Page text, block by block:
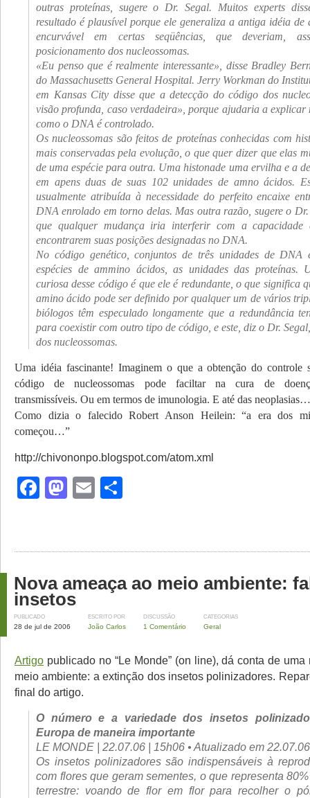
outras proteínas, sugere o Dr. Segal. Muitos experts
resultado é plausível porque ele generaliza a antiga idéia
encurvável em certas seqüências, que deveriam,
posicionamento dos nucleossomas.
«Eu penso que é realmente interessante», disse Bradley
do Massachusetts General Hospital. Jerry Workman do
em Kansas City disse que a detecção do código dos
visão profunda, caso verdadeira», porque ajudaria a explicar
como o DNA é controlado.
Os nucleossomas são feitos de proteínas conhecidas com
mais conservadas pela evolução, o que quer dizer que elas
de uma espécie para outra. Uma histonade uma ervilha e a
em apens duas de suas 102 unidades de amno ácidos.
usualmente atribuída à necessidade do perfeito encaixe
DNA enrolado em torno delas. Mas outra razão, sugere o
que qualquer mudança iria interferir com a capacidade
encontrarem suas posições designadas no DNA.
No código genético, conjuntos de três unidades de DNA
espécies de ammino ácidos, as unidades das proteínas.
curiosa desse código é que ele é redundante, o que significa
amino ácido pode ser definido por qualquer um de vários
biólogos têm especulado longamente que a redundância
para coexistir com outro tipo de código, e este, diz o Dr.
dos nucleossomas.
Uma idéia fascinante! Imaginem o que a obtenção do controle
código de nucleossomas pode faciltar na cura de
transmissíveis. Ou em termos de imunologia. E até das neoplasias…
Como dizia o falecido Robert Anson Heilein: “a era dos
começou…”
http://chivononpo.blogspot.com/atom.xml
Facebook
Mastodon
Email
Nova ameaça ao meio ambiente:
insetos
PUBLICADO
28 de jul de 2006
ESCRITO POR
João Carlos
DISCUSSÃO
1 Comentário
CATEGORIAS
Geral
Artigo publicado no “Le Monde” (on line), dá conta de
meio ambiente: a extinção dos insetos polinizadores.
final do artigo.
O número e a variedade dos insetos
Europa de maneira importante
LE MONDE | 22.07.06 | 15h06 • Atualizado em
Os insetos polinizadores são indispensáveis à
com flores que geram sementes, o que representa
terrestre: voando de flor em flor para recolher o